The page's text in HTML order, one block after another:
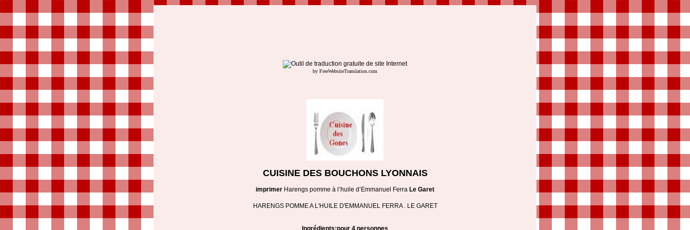
by FreeWebsiteTranslation.com
CUISINE DES BOUCHONS LYONNAIS
imprimer Harengs pomme à l’huile d’Emmanuel Ferra Le Garet
HARENGS POMME A L'HUILE D'EMMANUEL FERRA . LE GARET
Ingrédients:pour 4 personnes